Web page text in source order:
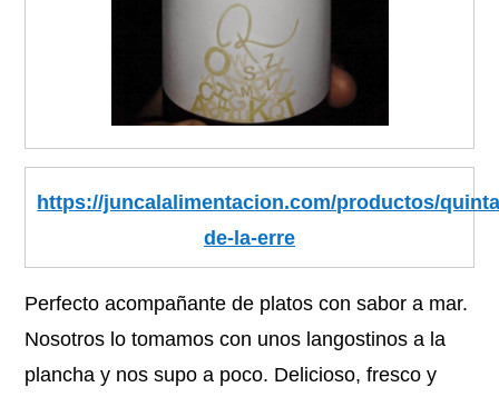
https://juncalalimentacion.com/productos/
de-la-erre
Perfecto acompañante de platos con sabor a mar.
Nosotros lo tomamos con unos langostinos a la
plancha y nos supo a poco. Delicioso, fresco y